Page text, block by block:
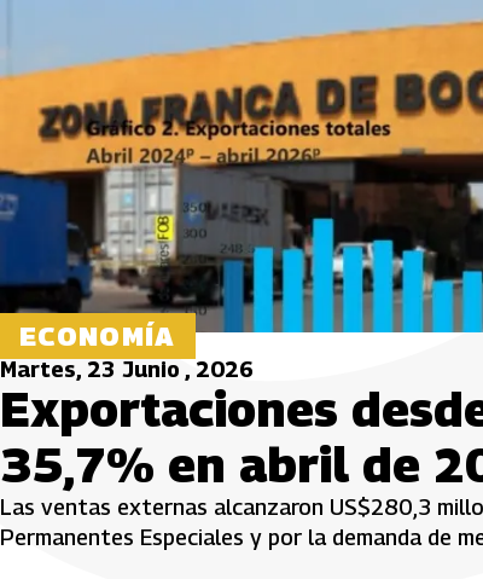
ECONOMÍA
Martes, 23 Junio , 2026
Exportaciones
35,7% en abril de
Las ventas externas alcanzaron US$280,3
Permanentes Especiales y por la demanda de